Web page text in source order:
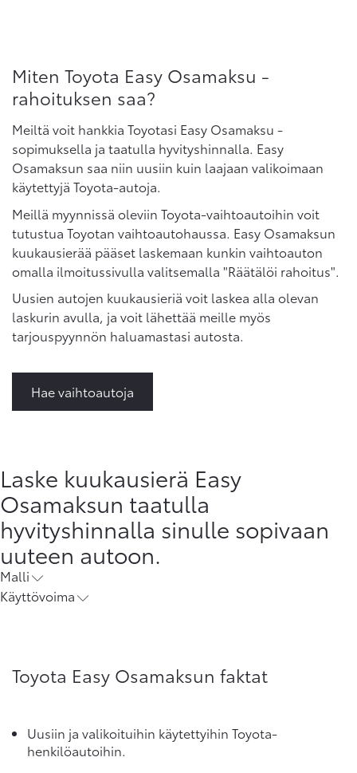
Miten Toyota Easy Osamaksu -
rahoituksen saa?
Meiltä voit hankkia Toyotasi Easy Osamaksu -
sopimuksella ja taatulla hyvityshinnalla. Easy
Osamaksun saa niin uusiin kuin laajaan valikoimaan
käytettyjä Toyota-autoja.
Meillä myynnissä oleviin Toyota-vaihtoautoihin voit
tutustua Toyotan vaihtoautohaussa. Easy Osamaksun
kuukausierää pääset laskemaan kunkin vaihtoauton
omalla ilmoitussivulla valitsemalla "Räätälöi rahoitus".
Uusien autojen kuukausieriä voit laskea alla olevan
laskurin avulla, ja voit lähettää meille myös
tarjouspyynnön haluamastasi autosta.
Hae vaihtoautoja
Laske kuukausierä Easy
Osamaksun taatulla
hyvityshinnalla sinulle sopivaan
uuteen autoon.
Malli
Käyttövoima
Toyota Easy Osamaksun faktat
Uusiin ja valikoituihin käytettyihin Toyota-
henkilöautoihin.